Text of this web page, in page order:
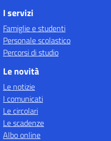
I servizi
Famiglie e studenti
Personale scolastico
Percorsi di studio
Le novità
Le notizie
I comunicati
Le circolari
Le scadenze
Albo online